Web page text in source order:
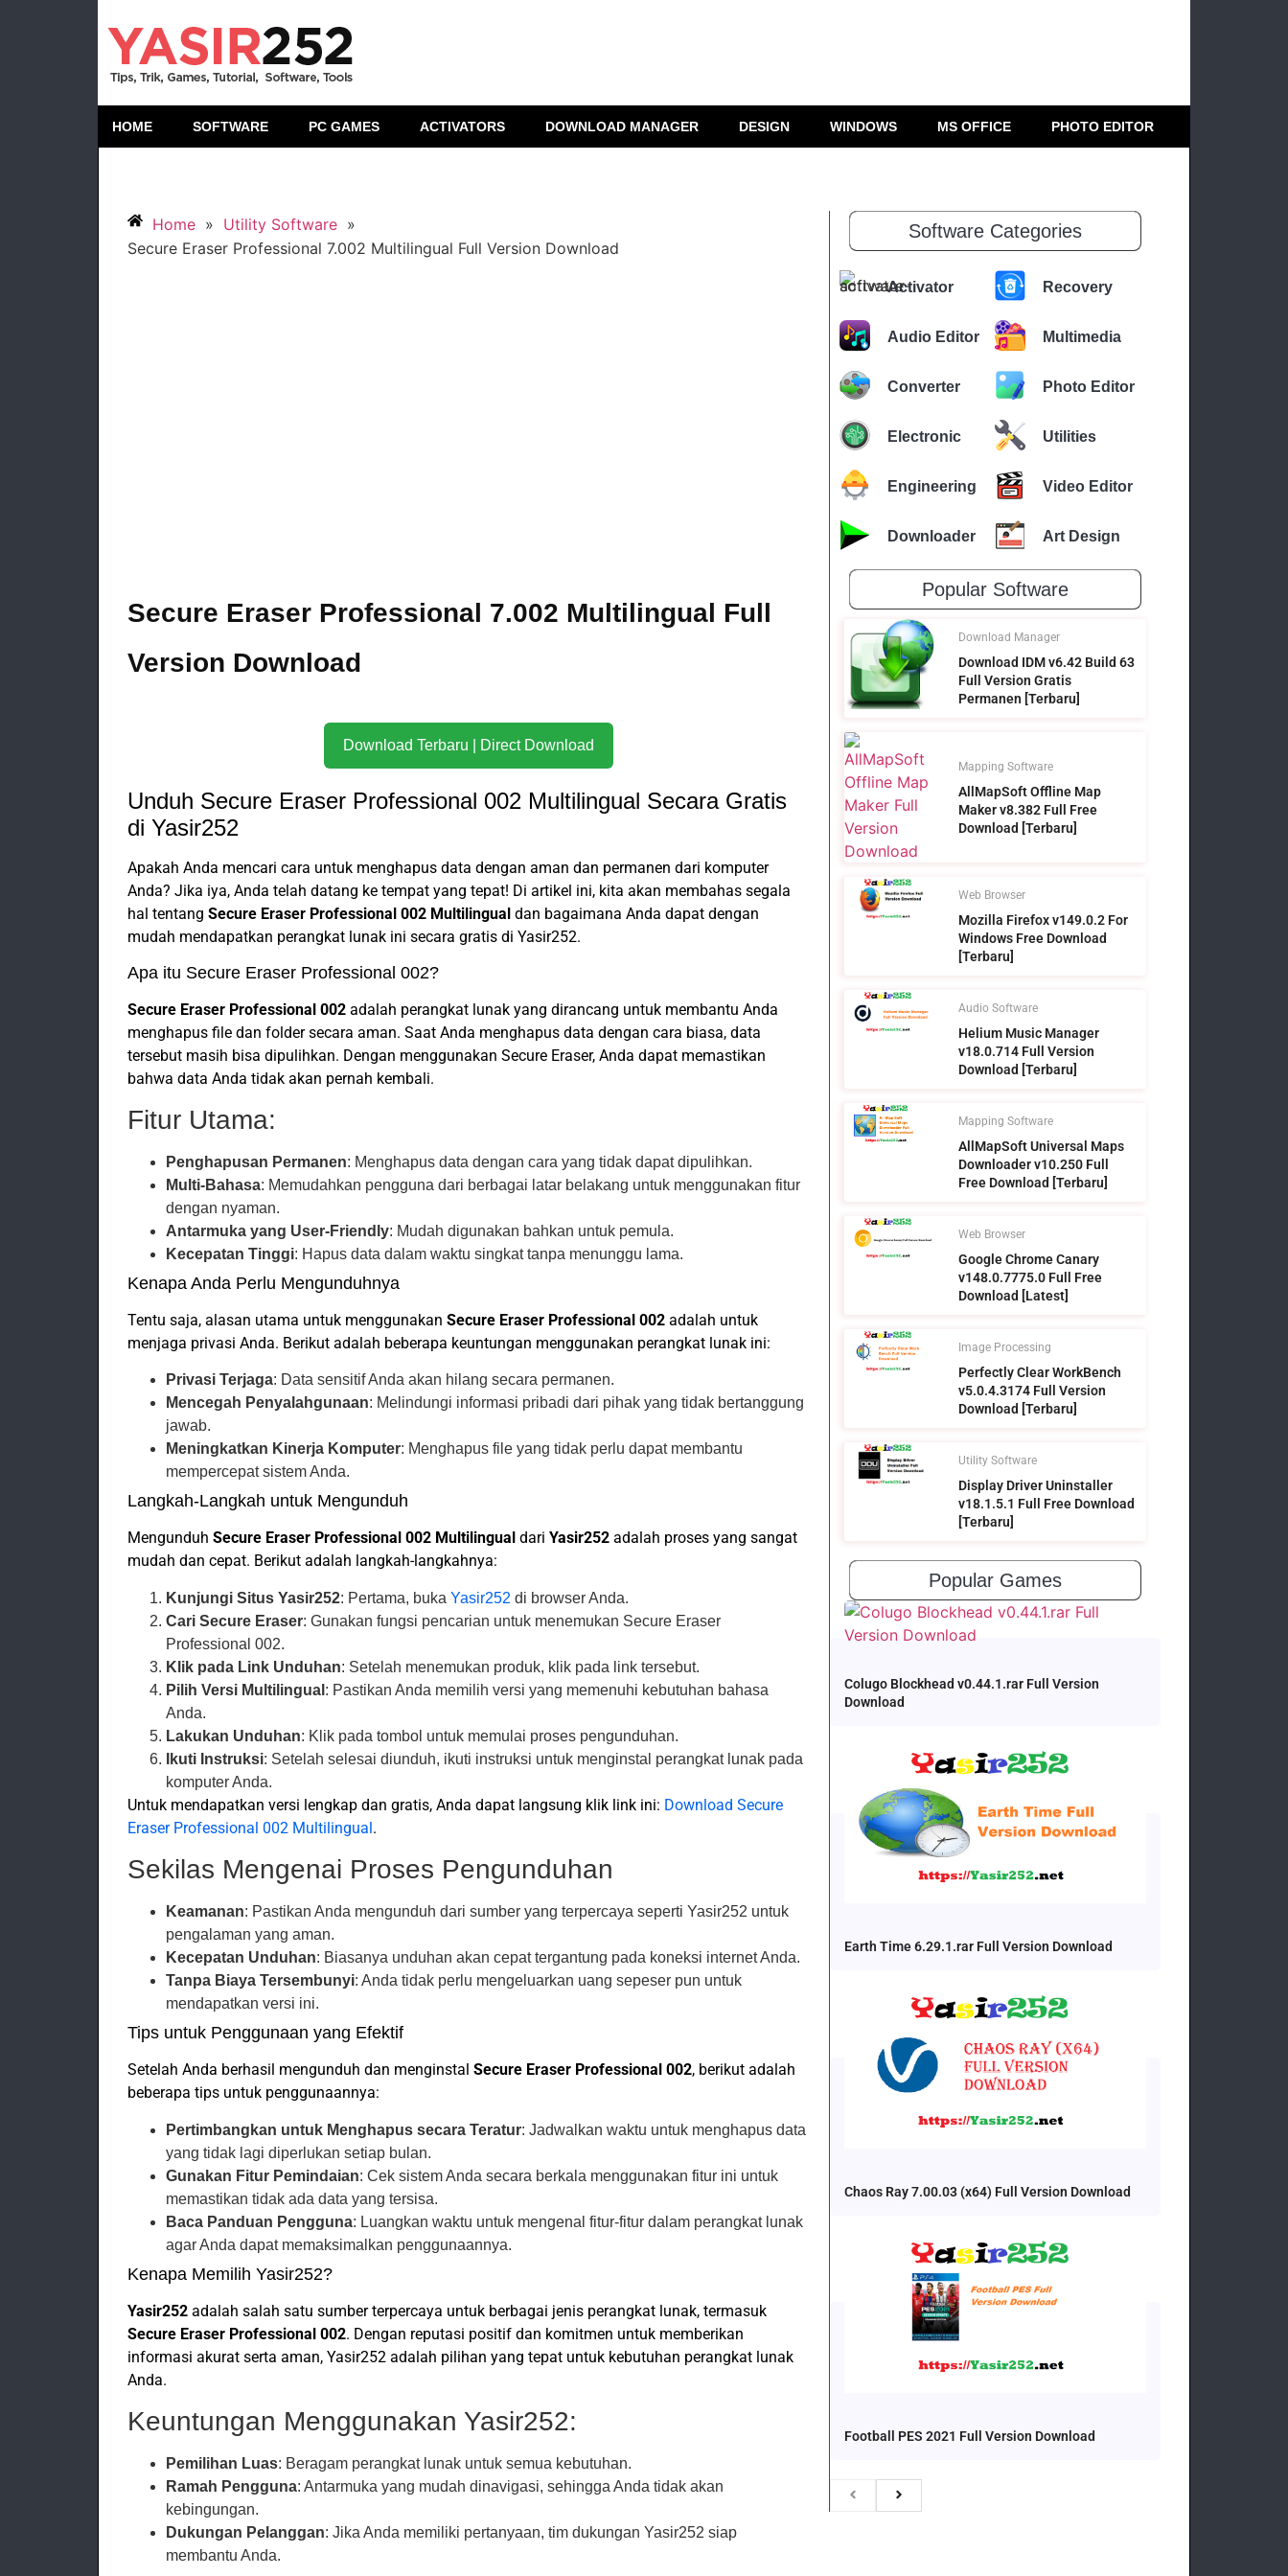
HOME SOFTWARE PC GAMES ACTIVATORS DOWNLOAD MANAGER DESIGN WINDOWS MS OFFICE PHOTO EDITOR
Home » Utility Software »
Secure Eraser Professional 7.002 Multilingual Full Version Download
Secure Eraser Professional 7.002 Multilingual Full
Version Download
Download Terbaru | Direct Download
Unduh Secure Eraser Professional 002 Multilingual Secara Gratis
di Yasir252
Apakah Anda mencari cara untuk menghapus data dengan aman dan permanen dari komputer
Anda? Jika iya, Anda telah datang ke tempat yang tepat! Di artikel ini, kita akan membahas segala
hal tentang Secure Eraser Professional 002 Multilingual dan bagaimana Anda dapat dengan
mudah mendapatkan perangkat lunak ini secara gratis di Yasir252.
Apa itu Secure Eraser Professional 002?
Secure Eraser Professional 002 adalah perangkat lunak yang dirancang untuk membantu Anda
menghapus file dan folder secara aman. Saat Anda menghapus data dengan cara biasa, data
tersebut masih bisa dipulihkan. Dengan menggunakan Secure Eraser, Anda dapat memastikan
bahwa data Anda tidak akan pernah kembali.
Fitur Utama:
Penghapusan Permanen: Menghapus data dengan cara yang tidak dapat dipulihkan.
Multi-Bahasa: Memudahkan pengguna dari berbagai latar belakang untuk menggunakan fitur
dengan nyaman.
Antarmuka yang User-Friendly: Mudah digunakan bahkan untuk pemula.
Kecepatan Tinggi: Hapus data dalam waktu singkat tanpa menunggu lama.
Kenapa Anda Perlu Mengunduhnya
Tentu saja, alasan utama untuk menggunakan Secure Eraser Professional 002 adalah untuk
menjaga privasi Anda. Berikut adalah beberapa keuntungan menggunakan perangkat lunak ini:
Privasi Terjaga: Data sensitif Anda akan hilang secara permanen.
Mencegah Penyalahgunaan: Melindungi informasi pribadi dari pihak yang tidak bertanggung
jawab.
Meningkatkan Kinerja Komputer: Menghapus file yang tidak perlu dapat membantu
mempercepat sistem Anda.
Langkah-Langkah untuk Mengunduh
Mengunduh Secure Eraser Professional 002 Multilingual dari Yasir252 adalah proses yang sangat
mudah dan cepat. Berikut adalah langkah-langkahnya:
Kunjungi Situs Yasir252: Pertama, buka Yasir252 di browser Anda.
Cari Secure Eraser: Gunakan fungsi pencarian untuk menemukan Secure Eraser
Professional 002.
Klik pada Link Unduhan: Setelah menemukan produk, klik pada link tersebut.
Pilih Versi Multilingual : Pastikan Anda memilih versi yang memenuhi kebutuhan bahasa
Anda.
Lakukan Unduhan: Klik pada tombol untuk memulai proses pengunduhan.
Ikuti Instruksi: Setelah selesai diunduh, ikuti instruksi untuk menginstal perangkat lunak pada
komputer Anda.
Untuk mendapatkan versi lengkap dan gratis, Anda dapat langsung klik link ini: Download Secure
Eraser Professional 002 Multilingual.
Sekilas Mengenai Proses Pengunduhan
Keamanan: Pastikan Anda mengunduh dari sumber yang terpercaya seperti Yasir252 untuk
pengalaman yang aman.
Kecepatan Unduhan: Biasanya unduhan akan cepat tergantung pada koneksi internet Anda.
Tanpa Biaya Tersembunyi: Anda tidak perlu mengeluarkan uang sepeser pun untuk
mendapatkan versi ini.
Tips untuk Penggunaan yang Efektif
Setelah Anda berhasil mengunduh dan menginstal Secure Eraser Professional 002, berikut adalah
beberapa tips untuk penggunaannya:
Pertimbangkan untuk Menghapus secara Teratur: Jadwalkan waktu untuk menghapus data
yang tidak lagi diperlukan setiap bulan.
Gunakan Fitur Pemindaian: Cek sistem Anda secara berkala menggunakan fitur ini untuk
memastikan tidak ada data yang tersisa.
Baca Panduan Pengguna: Luangkan waktu untuk mengenal fitur-fitur dalam perangkat lunak
agar Anda dapat memaksimalkan penggunaannya.
Kenapa Memilih Yasir252?
Yasir252 adalah salah satu sumber terpercaya untuk berbagai jenis perangkat lunak, termasuk
Secure Eraser Professional 002. Dengan reputasi positif dan komitmen untuk memberikan
informasi akurat serta aman, Yasir252 adalah pilihan yang tepat untuk kebutuhan perangkat lunak
Anda.
Keuntungan Menggunakan Yasir252:
Pemilihan Luas: Beragam perangkat lunak untuk semua kebutuhan.
Ramah Pengguna: Antarmuka yang mudah dinavigasi, sehingga Anda tidak akan
kebingungan.
Dukungan Pelanggan: Jika Anda memiliki pertanyaan, tim dukungan Yasir252 siap
membantu Anda.
Software Categories
Activator Recovery
Audio Editor Multimedia
Converter Photo Editor
Electronic Utilities
Engineering Video Editor
Downloader Art Design
Popular Software
Download Manager
Download IDM v6.42 Build 63
Full Version Gratis
Permanen [Terbaru]
Mapping Software
AllMapSoft Offline Map
Maker v8.382 Full Free
Download [Terbaru]
Web Browser
Mozilla Firefox v149.0.2 For
Windows Free Download
[Terbaru]
Audio Software
Helium Music Manager
v18.0.714 Full Version
Download [Terbaru]
Mapping Software
AllMapSoft Universal Maps
Downloader v10.250 Full
Free Download [Terbaru]
Web Browser
Google Chrome Canary
v148.0.7775.0 Full Free
Download [Latest]
Image Processing
Perfectly Clear WorkBench
v5.0.4.3174 Full Version
Download [Terbaru]
Utility Software
Display Driver Uninstaller
v18.1.5.1 Full Free Download
[Terbaru]
Popular Games
Colugo Blockhead v0.44.1.rar Full Version
Download
Earth Time 6.29.1.rar Full Version Download
Chaos Ray 7.00.03 (x64) Full Version Download
Football PES 2021 Full Version Download